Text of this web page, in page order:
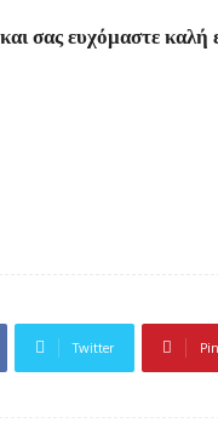
σας ευχόμαστε καλή
Twitter